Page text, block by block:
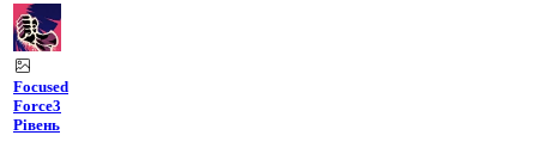
Focused
Force3
Рівень